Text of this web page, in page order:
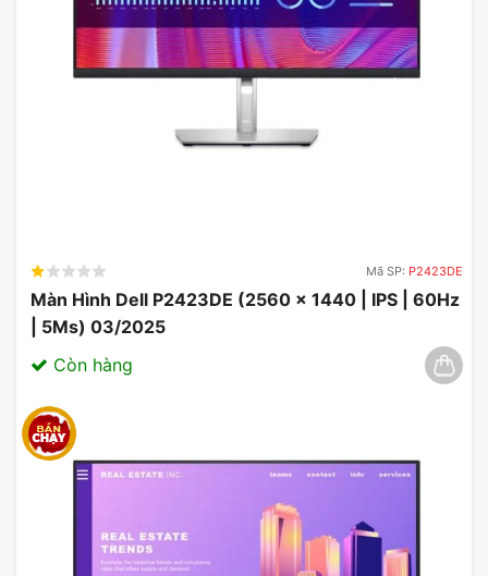
Mã SP: P2423DE
Màn Hình Dell P2423DE (2560 x 1440 | IPS | 60Hz
| 5Ms) 03/2025
Còn hàng